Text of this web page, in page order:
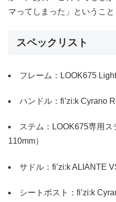
マってしまった」ということ
スペックリスト
フレーム：LOOK675
ハンドル：fi’zi:k Cyrano
ステム：LOOK675専用
110mm）
サドル：fi’zi:k ALIANTE
シートポスト：fi’zi:k